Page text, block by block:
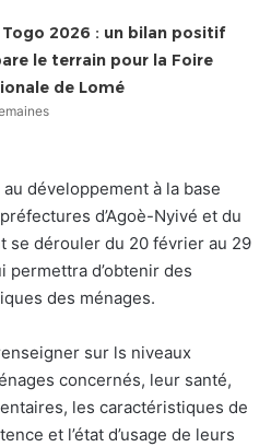
Togo 2026 : un bilan positif
le terrain pour la Foire
de Lomé
au développement à la base
d’Agoè-Nyivé et du
se dérouler du 20 février au 29
d’obtenir des
des ménages.
sur ls niveaux
concernés, leur santé,
les caractéristiques de
et l’état d’usage de leurs